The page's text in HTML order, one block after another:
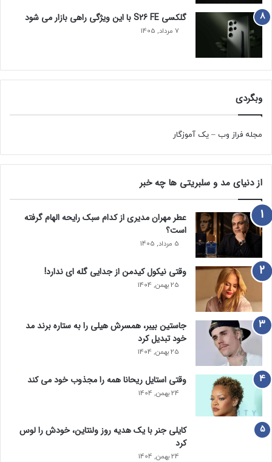
گلکسی S26 FE با این ویژگی راهی بازار می شود
7 مرداد, 1405
وبگردی
مجله فراز وب – یک آموزگار
از دنیای مد و سلبریتی ها چه خبر
عطر مهران مدیری از کدام سبک رایحه الهام گرفته
است؟
5 مرداد, 1405
وقتی نیکول کیدمن از جدایی گله ای ندارد!
25 بهمن, 1404
جاستین بیبر، همسرش هیلی را به ستاره برند مد
خود تبدیل کرد
25 بهمن, 1404
وقتی استایل ریحانا همه را مجذوب خود می‌ کند
24 بهمن, 1404
کایلی جنر با یک هدیه روز ولنتاین، خودش را لوس
کرد
24 بهمن, 1404